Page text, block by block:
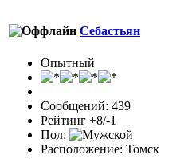
Себастьян
Опытный
Сообщений: 439
Рейтинг +8/-1
Пол:
Расположение: Томск